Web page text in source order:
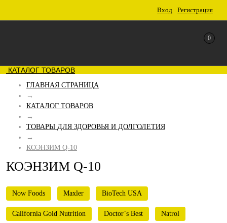
Вход Регистрация
0
КАТАЛОГ ТОВАРОВ
ГЛАВНАЯ СТРАНИЦА
→
КАТАЛОГ ТОВАРОВ
→
ТОВАРЫ ДЛЯ ЗДОРОВЬЯ И ДОЛГОЛЕТИЯ
→
КОЭНЗИМ Q-10
КОЭНЗИМ Q-10
Now Foods Maxler BioTech USA
California Gold Nutrition Doctor`s Best Natrol